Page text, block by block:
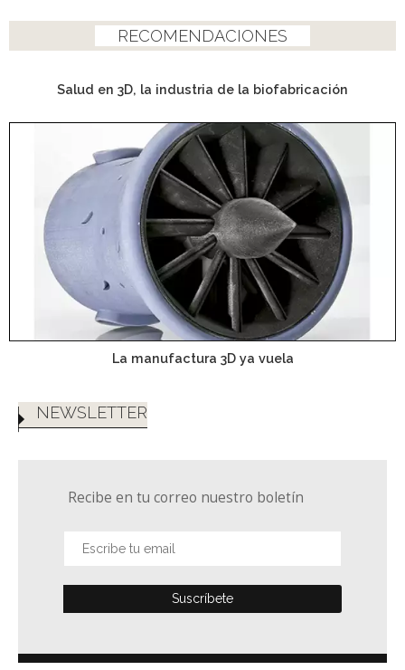
RECOMENDACIONES
Salud en 3D, la industria de la biofabricación
La manufactura 3D ya vuela
NEWSLETTER
Recibe en tu correo nuestro boletín